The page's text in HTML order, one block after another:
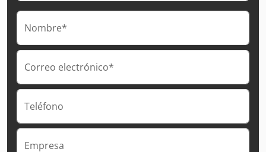
Nombre*
Correo electrónico*
Teléfono
Empresa